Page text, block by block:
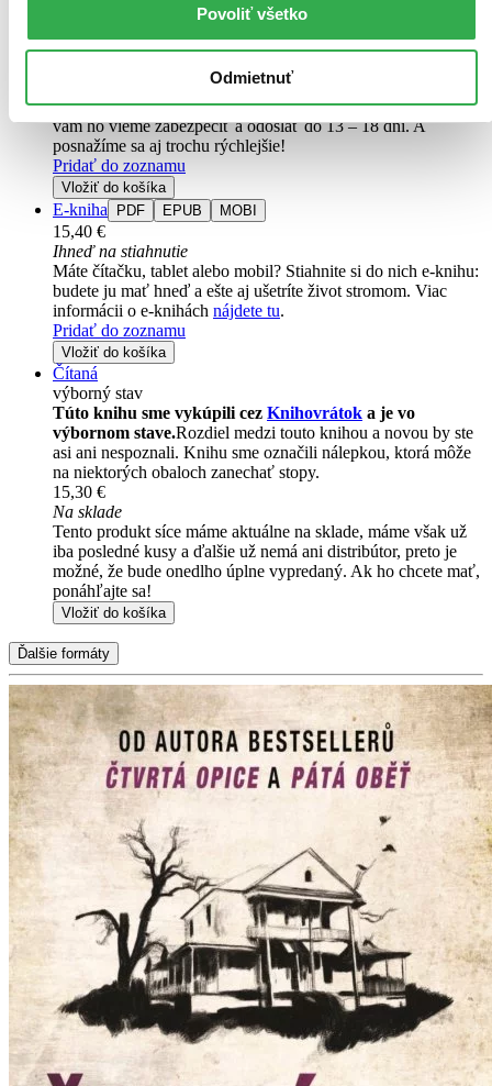
Povoliť všetko
Odmietnuť
Knihapevná väzba s prebalom
Tento produkt momentálne nemáme na sklade, ale zvyčajne
vám ho vieme zabezpečiť a odoslať do 13 – 18 dní. A
posnažíme sa aj trochu rýchlejšie!
Pridať do zoznamu
Vložiť do košíka
E-kniha PDF EPUB MOBI
15,40 €
Ihneď na stiahnutie
Máte čítačku, tablet alebo mobil? Stiahnite si do nich e-knihu:
budete ju mať hneď a ešte aj ušetríte život stromom. Viac
informácii o e-knihách nájdete tu.
Pridať do zoznamu
Vložiť do košíka
Čítaná
výborný stav
Túto knihu sme vykúpili cez Knihovrátok a je vo
výbornom stave.Rozdiel medzi touto knihou a novou by ste
asi ani nespoznali. Knihu sme označili nálepkou, ktorá môže
na niektorých obaloch zanechať stopy.
15,30 €
Na sklade
Tento produkt síce máme aktuálne na sklade, máme však už
iba posledné kusy a ďalšie už nemá ani distribútor, preto je
možné, že bude onedlho úplne vypredaný. Ak ho chcete mať,
ponáhľajte sa!
Vložiť do košíka
Ďalšie formáty